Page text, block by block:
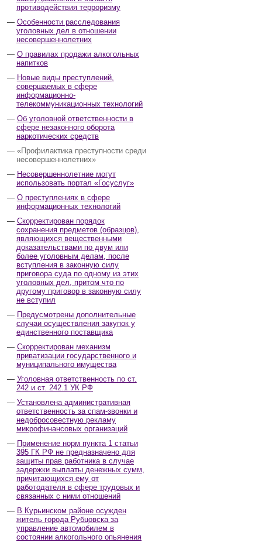
противодействия терроризму
Особенности расследования
уголовных дел в отношении
несовершеннолетних
О правилах продажи алкогольных
напитков
Новые виды преступлений,
совершаемых в сфере
информационно-
телекоммуникационных технологий
Об уголовной ответственности в
сфере незаконного оборота
наркотических средств
«Профилактика преступности среди
несовершеннолетних»
Несовершеннолетние могут
использовать портал «Госуслуг»
О преступлениях в сфере
информационных технологий
Скорректирован порядок
сохранения предметов (образцов),
являющихся вещественными
доказательствами по двум или
более уголовным делам, после
вступления в законную силу
приговора суда по одному из этих
уголовных дел, притом что по
другому приговор в законную силу
не вступил
Предусмотрены дополнительные
случаи осуществления закупок у
единственного поставщика
Скорректирован механизм
приватизации государственного и
муниципального имущества
Уголовная ответственность по ст.
242 и ст. 242.1 УК РФ
Установлена административная
ответственность за спам-звонки и
недобросовестную рекламу
микрофинансовых организаций
Применение норм пункта 1 статьи
395 ГК РФ не предназначено для
защиты прав работника в случае
задержки выплаты денежных сумм,
причитающихся ему от
работодателя в сфере трудовых и
связанных с ними отношений
В Курьинском районе осужден
житель города Рубцовска за
управление автомобилем в
состоянии алкогольного опьянения